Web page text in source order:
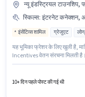
न्यू इंडस्ट्रियल टाउनशिप,
स्किल्स: इंटरनेट कनेक्शन, आधार कार्ड, लीड
इंसेंटिव्स शामिल ग्रेजुएट
यह भूमिका फ्रेशर के लिए खुली है,
Incentives वेतन संरचना मिलती
इंडस्ट्रियल टाउनशिप, फरीदाबाद
10+ दिन पहले पोस्ट की गई थी